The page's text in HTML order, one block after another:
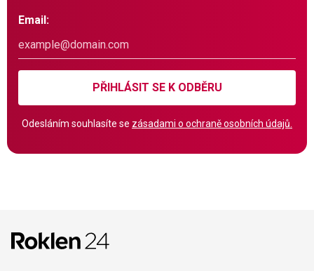
Email:
PŘIHLÁSIT SE K ODBĚRU
Odesláním souhlasíte se zásadami o ochraně osobních údajů.